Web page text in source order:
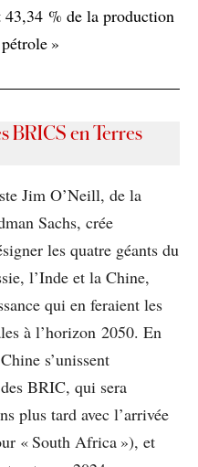
43,34 % de la production
»
BRICS en Terres
Jim O’Neill, de la
Sachs, crée
les quatre géants du
l’Inde et la Chine,
qui en feraient les
à l’horizon 2050. En
s’unissent
BRIC, qui sera
plus tard avec l’arrivée
« South Africa »), et